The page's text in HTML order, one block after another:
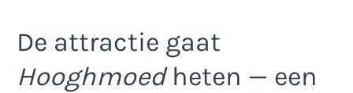
De attractie gaat
Hooghmoedheten — een